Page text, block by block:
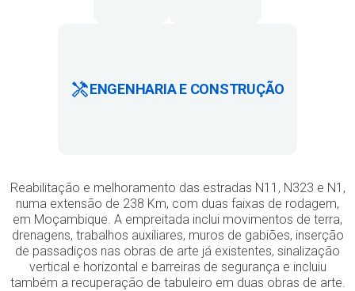
ENGENHARIA E CONSTRUÇÃO
Reabilitação e melhoramento das estradas N11, N323 e N1,
numa extensão de 238 Km, com duas faixas de rodagem,
em Moçambique. A empreitada inclui movimentos de terra,
drenagens, trabalhos auxiliares, muros de gabiões, inserção
de passadiços nas obras de arte já existentes, sinalização
vertical e horizontal e barreiras de segurança e incluiu
também a recuperação de tabuleiro em duas obras de arte.